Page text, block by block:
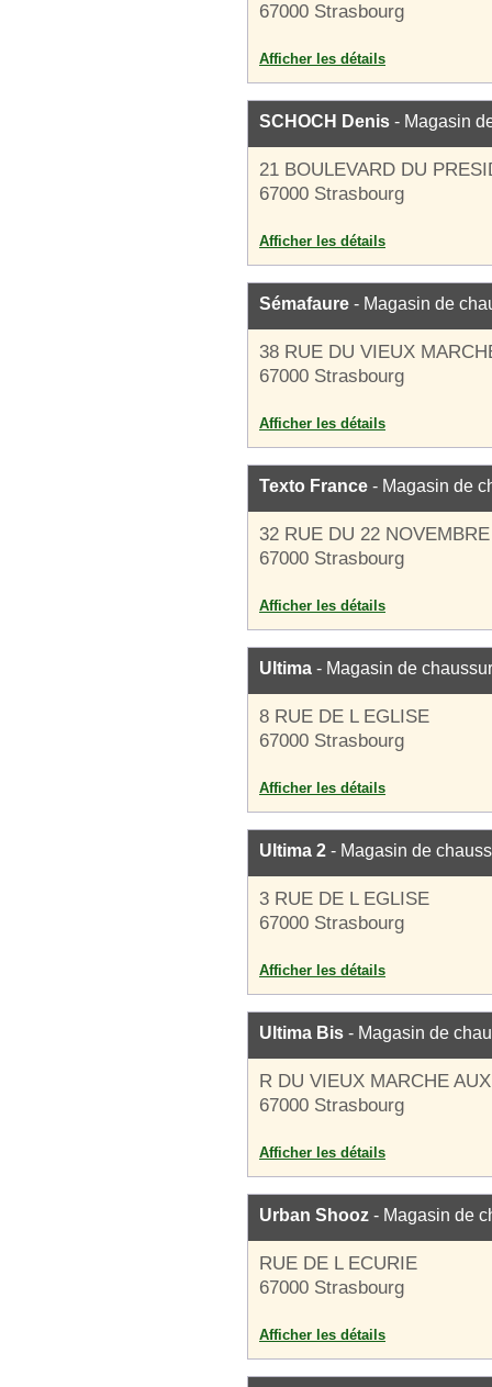
67000 Strasbourg
Afficher les détails
SCHOCH Denis - Magasin
21 BOULEVARD DU
67000 Strasbourg
Afficher les détails
Sémafaure - Magasin de
38 RUE DU VIEUX
67000 Strasbourg
Afficher les détails
Texto France - Magasin de
32 RUE DU 22 NOVEMBRE
67000 Strasbourg
Afficher les détails
Ultima - Magasin de
8 RUE DE L EGLISE
67000 Strasbourg
Afficher les détails
Ultima 2 - Magasin de
3 RUE DE L EGLISE
67000 Strasbourg
Afficher les détails
Ultima Bis - Magasin de
R DU VIEUX MARCHE
67000 Strasbourg
Afficher les détails
Urban Shooz - Magasin de
RUE DE L ECURIE
67000 Strasbourg
Afficher les détails